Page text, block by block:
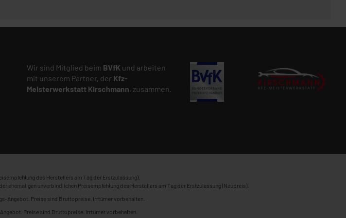
Wir sind Mitglied beim BVfK und arbeiten
mit unserem Partner, der Kfz-
Meisterwerkstatt Kirschmann, zusammen.
des Herstellers am Tag der Erstzulassung).
ehemaligen unverbindlichen Preisempfehlung des Herstellers am Tag der Erstzulassung (Neupreis).
Angebot. Preise sind Bruttopreise. Irrtümer vorbehalten.
Preise sind Bruttopreise. Irrtümer vorbehalten.